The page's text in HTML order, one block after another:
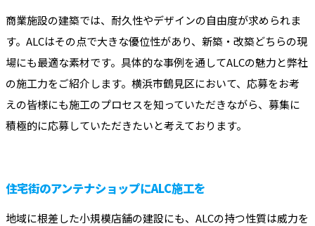
商業施設の建築では、耐久性やデザインの自由度が求められま
す。ALCはその点で大きな優位性があり、新築・改築どちらの現
場にも最適な素材です。具体的な事例を通してALCの魅力と弊社
の施工力をご紹介します。横浜市鶴見区において、応募をお考
えの皆様にも施工のプロセスを知っていただきながら、募集に
積極的に応募していただきたいと考えております。
住宅街のアンテナショップにALC施工を
地域に根差した小規模店舗の建設にも、ALCの持つ性質は威力を